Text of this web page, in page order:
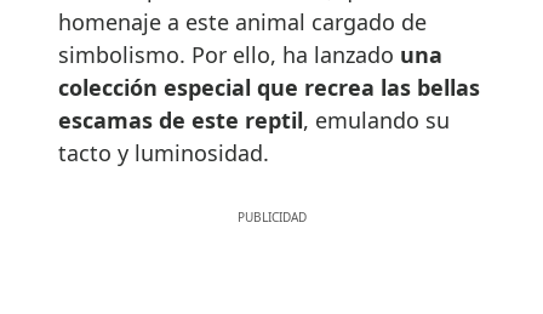
homenaje a este animal cargado de
simbolismo. Por ello, ha lanzado una
colección especial que recrea las bellas
escamas de este reptil, emulando su
tacto y luminosidad.